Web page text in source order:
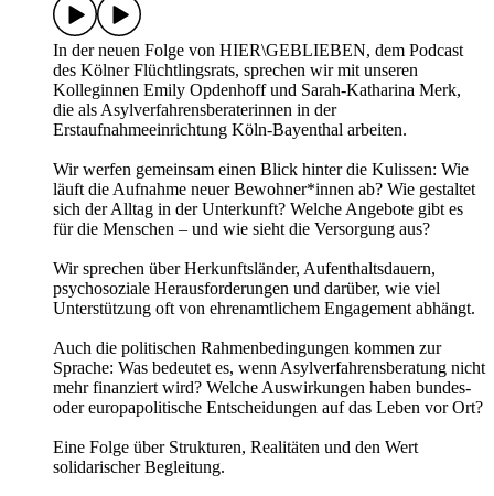
In der neuen Folge von HIER\GEBLIEBEN, dem Podcast
des Kölner Flüchtlingsrats, sprechen wir mit unseren
Kolleginnen Emily Opdenhoff und Sarah-Katharina Merk,
die als Asylverfahrensberaterinnen in der
Erstaufnahmeeinrichtung Köln-Bayenthal arbeiten.
Wir werfen gemeinsam einen Blick hinter die Kulissen: Wie
läuft die Aufnahme neuer Bewohner*innen ab? Wie gestaltet
sich der Alltag in der Unterkunft? Welche Angebote gibt es
für die Menschen – und wie sieht die Versorgung aus?
Wir sprechen über Herkunftsländer, Aufenthaltsdauern,
psychosoziale Herausforderungen und darüber, wie viel
Unterstützung oft von ehrenamtlichem Engagement abhängt.
Auch die politischen Rahmenbedingungen kommen zur
Sprache: Was bedeutet es, wenn Asylverfahrensberatung nicht
mehr finanziert wird? Welche Auswirkungen haben bundes-
oder europapolitische Entscheidungen auf das Leben vor Ort?
Eine Folge über Strukturen, Realitäten und den Wert
solidarischer Begleitung.